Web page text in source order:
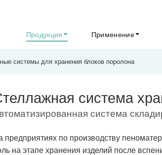
Продукция Применение
системы для хранения блоков поролона
система
система
предприятиях по производству
на этапе хранения изделий после